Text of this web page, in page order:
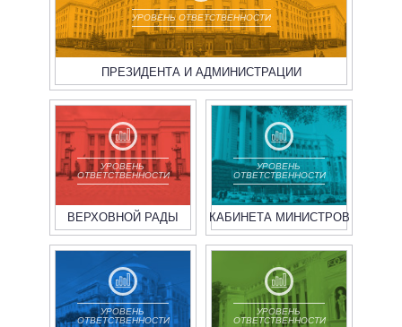
УРОВЕНЬ ОТВЕТСТВЕННОСТИ
ПРЕЗИДЕНТА И АДМИНИСТРАЦИИ
УРОВЕНЬ
ОТВЕТСТВЕННОСТИ
ВЕРХОВНОЙ РАДЫ
УРОВЕНЬ
ОТВЕТСТВЕННОСТИ
КАБИНЕТА МИНИСТРОВ
УРОВЕНЬ
ОТВЕТСТВЕННОСТИ
УРОВЕНЬ
ОТВЕТСТВЕННОСТИ